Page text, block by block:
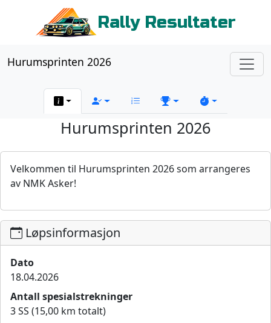
Rally Resultater
Hurumsprinten 2026
Hurumsprinten 2026
Velkommen til Hurumsprinten 2026 som arrangeres
av NMK Asker!
Løpsinformasjon
Dato
18.04.2026
Antall spesialstrekninger
3 SS (15,00 km totalt)